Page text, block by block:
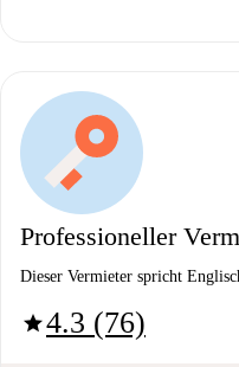
Professioneller
Dieser Vermieter spricht
star4.3 (76)